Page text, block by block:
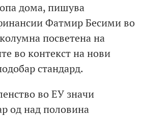
дома, пишува
Фатмир Бесими во
посветена на
во контекст на нови
стандард.
во ЕУ значи
од над половина